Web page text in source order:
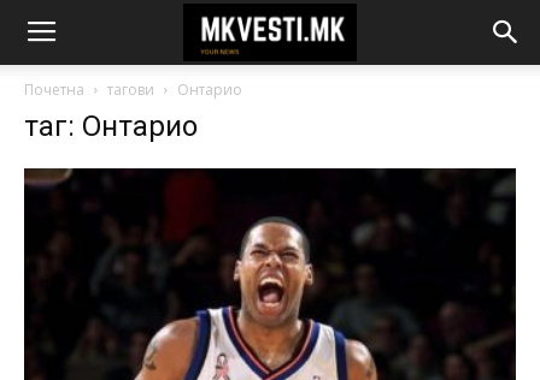
Почетна тагови Онтарио
таг: Онтарио